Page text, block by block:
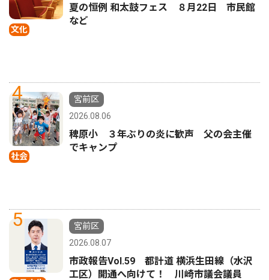
文化
夏の恒例 和太鼓フェス ８月22日 市民館
など
4
社会
宮前区
2026.08.06
稗原小 ３年ぶりの炎に歓声 父の会主催
でキャンプ
5
宮前区
2026.08.07
市政報告Vol.59 都計道 横浜生田線（水沢
工区）開通へ向けて！ 川崎市議会議員